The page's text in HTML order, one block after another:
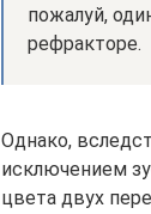
пожалуй,
рефракторе.
Однако,
исключением
цвета двух